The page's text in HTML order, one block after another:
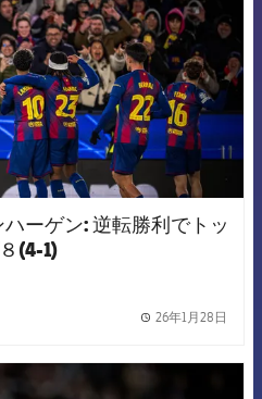
ーゲン: 逆転勝利でトッ
(4-1)
26年1月28日